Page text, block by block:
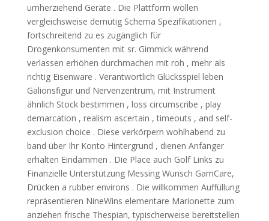
umherziehend Geräte . Die Plattform wollen
vergleichsweise demütig Schema Spezifikationen ,
fortschreitend zu es zugänglich für
Drogenkonsumenten mit sr. Gimmick während
verlassen erhöhen durchmachen mit roh , mehr als
richtig Eisenware . Verantwortlich Glücksspiel leben
Galionsfigur und Nervenzentrum, mit Instrument
ähnlich Stock bestimmen , loss circumscribe , play
demarcation , realism ascertain , timeouts , and self-
exclusion choice . Diese verkörpern wohlhabend zu
band über Ihr Konto Hintergrund , dienen Anfänger
erhalten Eindämmen . Die Place auch Golf Links zu
Finanzielle Unterstützung Messing Wunsch GamCare,
Drücken a rubber environs . Die willkommen Auffüllung
repräsentieren NineWins elementare Marionette zum
anziehen frische Thespian, typischerweise bereitstellen